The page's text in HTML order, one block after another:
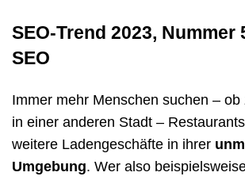
SEO-Trend 2023, Nummer
SEO
Immer mehr Menschen suchen –
in einer anderen Stadt –
weitere Ladengeschäfte in ihrer
Umgebung. Wer also